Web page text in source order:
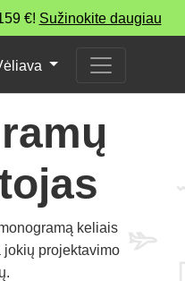
€! Sužinokite daugiau
keliais
projektavimo